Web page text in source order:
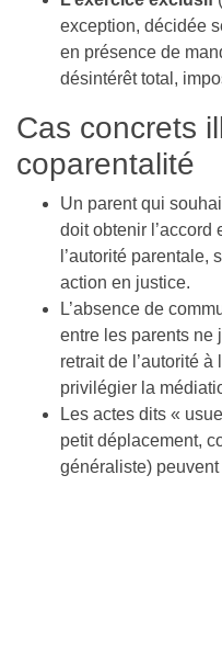
exception, décidée
en présence de
désintérêt total,
Cas concrets
coparentalité
Un parent qui
doit obtenir l’accord
l’autorité parentale,
action en justice.
L’absence de
entre les parents ne
retrait de l’autorité
privilégier la
Les actes dits «
petit déplacement,
généraliste)